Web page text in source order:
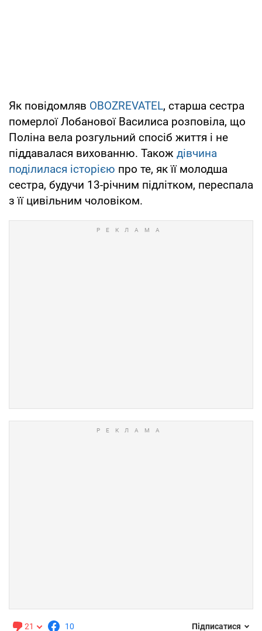
Як повідомляв OBOZREVATEL, старша сестра
померлої Лобанової Василиса розповіла, що
Поліна вела розгульний спосіб життя і не
піддавалася вихованню. Також дівчина
поділилася історією про те, як її молодша
сестра, будучи 13-річним підлітком, переспала
з її цивільним чоловіком.
21 10 Підписатися